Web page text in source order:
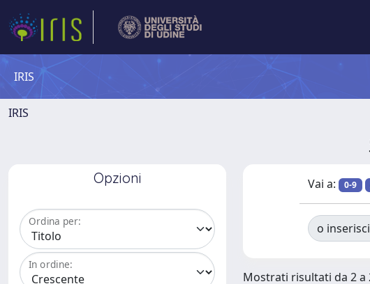
IRIS
IRIS
Opzioni
Ordina per:
In ordine:
Vai a: 0-9
o
Mostrati risultati da 2 a